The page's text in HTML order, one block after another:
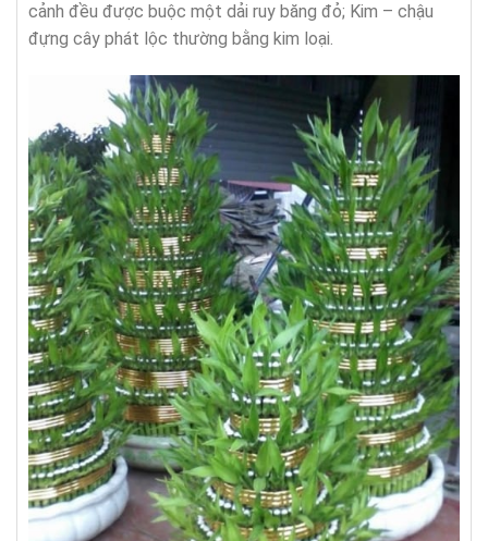
cảnh đều được buộc một dải ruy băng đỏ; Kim – chậu
đựng cây phát lộc thường bằng kim loại.